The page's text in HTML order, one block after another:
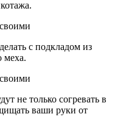
с подкладом из
меха.
не только согревать в
ваши руки от